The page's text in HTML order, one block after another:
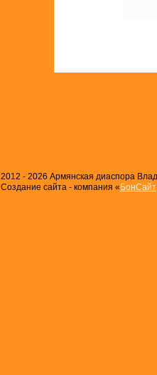
2012 - 2026 Армянская диаспора
Создание сайта - компания « БонСайт